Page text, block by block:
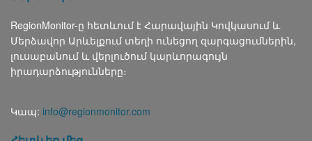
RegionMonitor-ը հետևում է Հարավային Կովկասում և
Մերձավոր Արևելքում տեղի ունեցող զարգացումներին,
լուսաբանում և վերլուծում կարևորագույն
իրադարձությունները։
Կապ: info@regionmonitor.com